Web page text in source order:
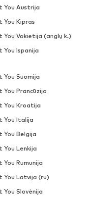
You Austrija
You Kipras
You Vokietija (anglų k.)
You Ispanija
You Suomija
You Prancūzija
You Kroatija
You Italija
You Belgija
You Lenkija
You Rumunija
You Latvija (ru)
You Slovėnija